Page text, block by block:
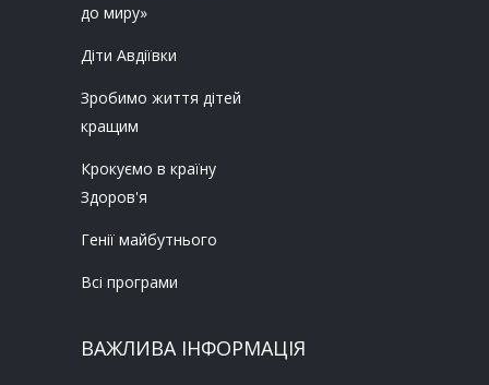
до миру»
Діти Авдіївки
Зробимо життя дітей
кращим
Крокуємо в країну
Здоров'я
Генії майбутнього
Всі програми
ВАЖЛИВА ІНФОРМАЦІЯ